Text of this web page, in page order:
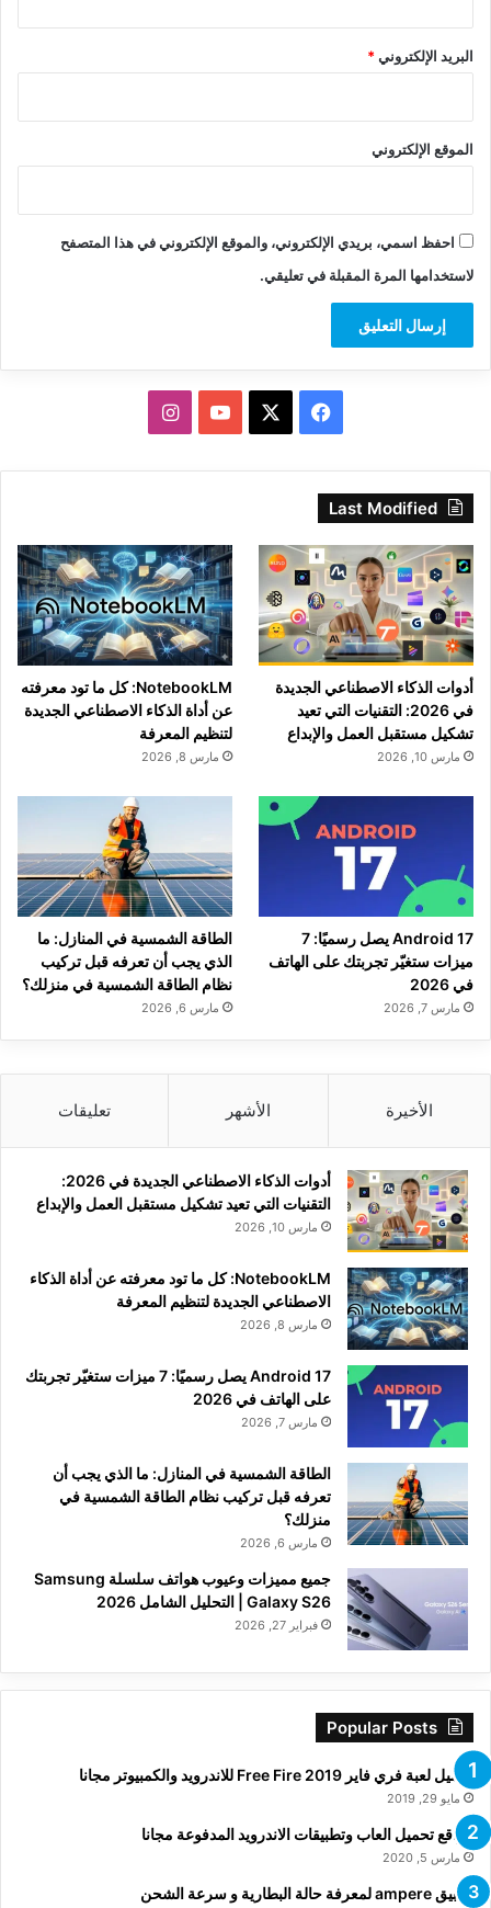
البريد الإلكتروني*
الموقع الإلكتروني
احفظ اسمي، بريدي الإلكتروني، والموقع الإلكتروني في هذا المتصفح
لاستخدامها المرة المقبلة في تعليقي.
فيسبوك ‫YouTubeانستقرام
Last Modified
أدوات الذكاء الاصطناعي الجديدة
في 2026: التقنيات التي تعيد
تشكيل مستقبل العمل والإبداع
مارس 10, 2026
NotebookLM: كل ما تود معرفته
عن أداة الذكاء الاصطناعي الجديدة
لتنظيم المعرفة
مارس 8, 2026
Android 17 يصل رسميًا: 7
ميزات ستغيّر تجربتك على الهاتف
في 2026
مارس 7, 2026
الطاقة الشمسية في المنازل: ما
الذي يجب أن تعرفه قبل تركيب
نظام الطاقة الشمسية في منزلك؟
مارس 6, 2026
الأخيرة الأشهر تعليقات
أدوات الذكاء الاصطناعي الجديدة في 2026:
التقنيات التي تعيد تشكيل مستقبل العمل والإبداع
مارس 10, 2026
NotebookLM: كل ما تود معرفته عن أداة الذكاء
الاصطناعي الجديدة لتنظيم المعرفة
مارس 8, 2026
Android 17 يصل رسميًا: 7 ميزات ستغيّر تجربتك
على الهاتف في 2026
مارس 7, 2026
الطاقة الشمسية في المنازل: ما الذي يجب أن
تعرفه قبل تركيب نظام الطاقة الشمسية في
منزلك؟
مارس 6, 2026
جميع مميزات وعيوب هواتف سلسلة Samsung
Galaxy S26 | التحليل الشامل 2026
فبراير 27, 2026
Popular Posts
تحميل لعبة فري فاير Free Fire 2019 للاندرويد والكمبيوتر مجانا
مايو 29, 2019
مواقع تحميل العاب وتطبيقات الاندرويد المدفوعة مجانا
مارس 5, 2020
تطبيق ampere لمعرفة حالة البطارية و سرعة الشحن